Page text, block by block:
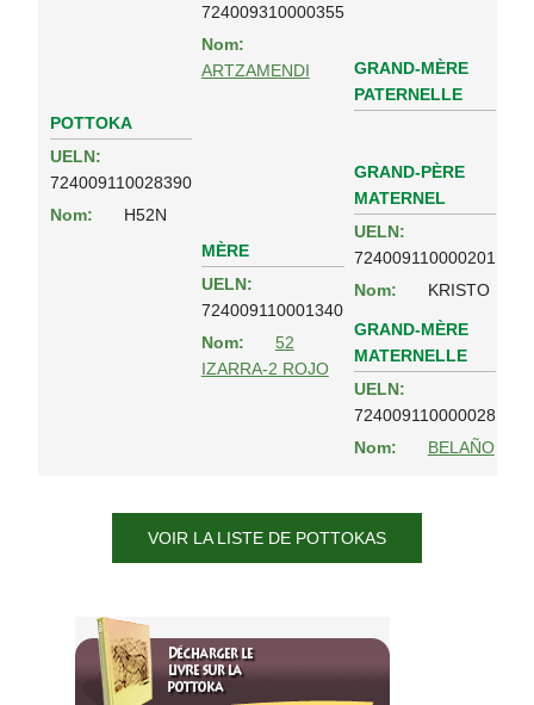
POTTOKA
UELN:
724009110028390
Nom:
H52N
724009310000355
Nom:
ARTZAMENDI
GRAND-MÈRE
PATERNELLE
MÈRE
UELN:
724009110001340
Nom:
52
IZARRA-2 ROJO
GRAND-PÈRE
MATERNEL
UELN:
724009110000201
Nom:
KRISTO
GRAND-MÈRE
MATERNELLE
UELN:
724009110000028
Nom:
BELAÑO
VOIR LA LISTE DE POTTOKAS